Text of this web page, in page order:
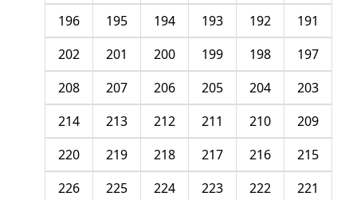
191
192
193
194
195
196
197
198
199
200
201
202
203
204
205
206
207
208
209
210
211
212
213
214
215
216
217
218
219
220
221
222
223
224
225
226